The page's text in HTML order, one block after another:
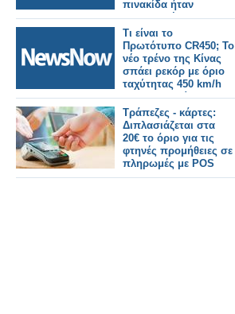
πινακίδα ήταν
"λανθασμένα
τοποθετημένη,
δυσδιάκριτη και
βρώμικη.
Τι είναι το
Πρωτότυπο CR450; Το
νέο τρένο της Κίνας
σπάει ρεκόρ με όριο
ταχύτητας 450 km/h
και προκαλεί
παγκόσμιο
ενδιαφέρον
Τράπεζες - κάρτες:
Διπλασιάζεται στα
20€ το όριο για τις
φτηνές προμήθειες σε
πληρωμές με POS